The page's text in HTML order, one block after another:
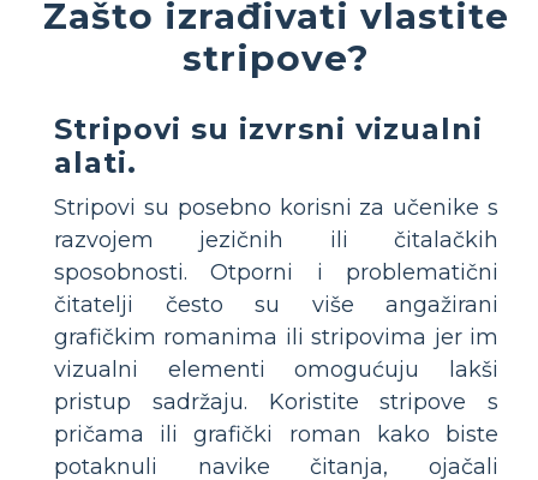
Zašto izrađivati ​​vlastite
stripove?
Stripovi su izvrsni vizualni
alati.
Stripovi su posebno korisni za učenike s
razvojem jezičnih ili čitalačkih
sposobnosti. Otporni i problematični
čitatelji često su više angažirani
grafičkim romanima ili stripovima jer im
vizualni elementi omogućuju lakši
pristup sadržaju. Koristite stripove s
pričama ili grafički roman kako biste
potaknuli navike čitanja, ojačali